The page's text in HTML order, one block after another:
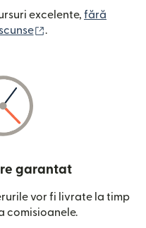
excelente, fără
.
garantat
vor fi livrate la timp
comisioanele.